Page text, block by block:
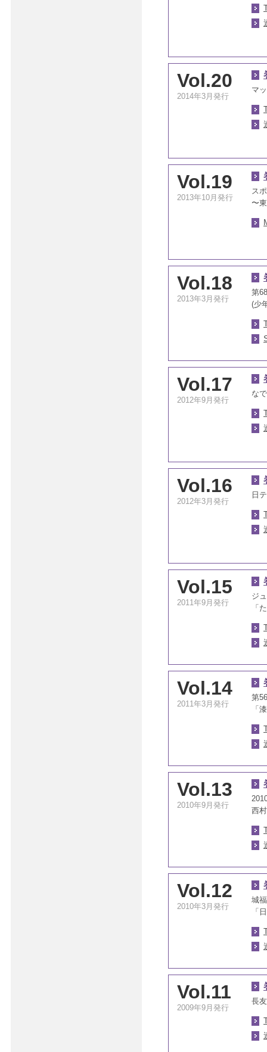
Vol.20
2014年3月発行
マ
Vol.19
2013年10月発行
ス
〜
Vol.18
2013年3月発行
第
(少
Vol.17
2012年9月発行
な
Vol.16
2012年3月発行
日
Vol.15
2011年9月発行
ジ
「
Vol.14
2011年3月発行
第
「
Vol.13
2010年9月発行
西
Vol.12
2010年3月発行
城
「
Vol.11
2009年9月発行
長